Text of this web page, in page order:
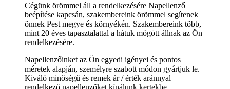
Cégünk örömmel áll a rendelkezésére Napellenző
beépítése kapcsán, szakembereink örömmel segítenek
önnek Pest megye és környékén. Szakembereink több,
mint 20 éves tapasztalattal a hátuk mögött állnak az Ön
rendelkezésére.
Napellenzőinket az Ön egyedi igényei és pontos
méretek alapján, személyre szabott módon gyártjuk le.
Kiváló minőségű és remek ár / érték aránnyal
rendelkező napellenzőket kínálunk kertekbe,